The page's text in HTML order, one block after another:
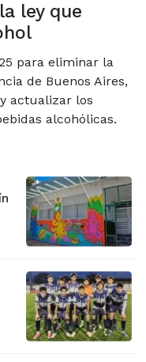
ley que
para eliminar la
de Buenos Aires,
actualizar los
alcohólicas.